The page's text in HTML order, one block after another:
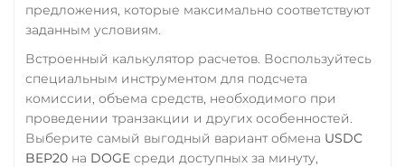
предложения, которые максимально соответствуют
заданным условиям.
Встроенный калькулятор расчетов. Воспользуйтесь
специальным инструментом для подсчета
комиссии, объема средств, необходимого при
проведении транзакции и других особенностей.
Выберите самый выгодный вариант обмена USDC
BEP20 на DOGE среди доступных за минуту,